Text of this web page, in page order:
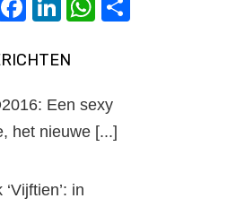
Twitter
Facebook
LinkedIn
WhatsApp
Een sexy
het nieuwe [...]
‘Vijftien’: in